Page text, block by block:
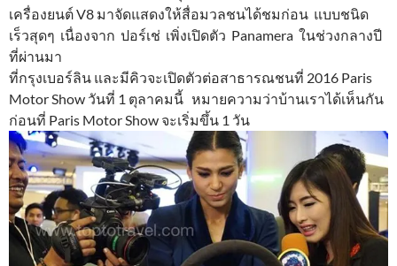
เครื่องยนต์ V8 มาจัดแสดงให้สื่อมวลชนได้ชมก่อน แบบชนิด
เร็วสุดๆ เนื่องจาก ปอร์เช่ เพิ่งเปิดตัว Panamera ในช่วงกลางปี
ที่ผ่านมา
ที่กรุงเบอร์ลิน และมีคิวจะเปิดตัวต่อสาธารณชนที่ 2016 Paris
Motor Show วันที่ 1 ตุลาคมนี้ หมายความว่าบ้านเราได้เห็นกัน
ก่อนที่ Paris Motor Show จะเริ่มขึ้น 1 วัน